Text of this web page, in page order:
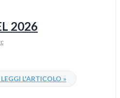
2026
LEGGI L'ARTICOLO »